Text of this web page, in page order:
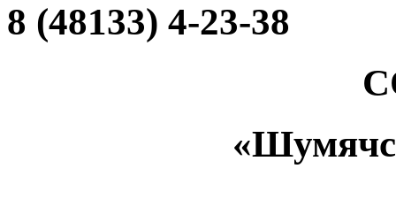
8 (48133) 4-23-38